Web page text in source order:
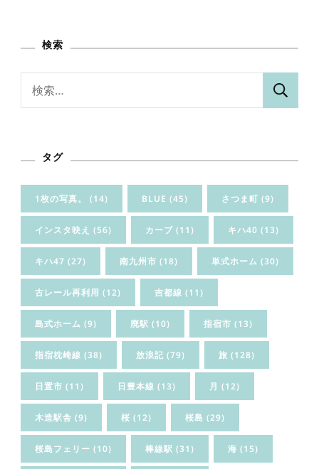
ブ
検索
タグ
1枚の写真。 (14) BLUE (45) さつま町 (9)
インスタ映え (56) カーブ (11) キハ40 (13)
キハ47 (27) 南九州市 (18) 単式ホーム (30)
古レール再利用 (12) 吉都線 (11)
島式ホーム (9) 廃駅 (10) 指宿市 (13)
指宿枕崎線 (38) 放浪記 (79) 旅 (128)
日置市 (11) 日豊本線 (13) 月 (12)
木造駅舎 (9) 桜 (12) 桜島 (29)
桜島フェリー (10) 棒線駅 (31) 海 (15)